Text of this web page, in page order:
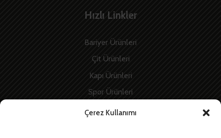
Çerez Kullanımı
Hızlı Linkler
Bariyer Ürünleri
Çit Ürünleri
Kapı Ürünleri
Spor Ürünleri
İnşaat Ürünleri